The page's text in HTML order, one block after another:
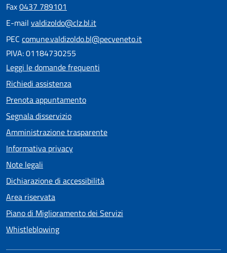
Fax0437 789101
E-mail valdizoldo@clz.bl.it
PEC comune.valdizoldo.bl@pecveneto.it
PIVA: 01184730255
Leggi le domande frequenti
Richiedi assistenza
Prenota appuntamento
Segnala disservizio
Amministrazione trasparente
Informativa privacy
Note legali
Dichiarazione di accessibilità
Area riservata
Piano di Miglioramento dei Servizi
Whistleblowing